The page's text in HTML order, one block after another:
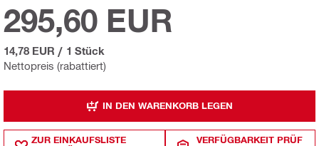
Nettopreis (rabattiert)
295,60 EUR
14,78 EUR / 1 Stück
IN DEN WARENKORB LEGEN
ZUR EINKAUFSLISTE
VERFÜGBARKEIT PRÜF